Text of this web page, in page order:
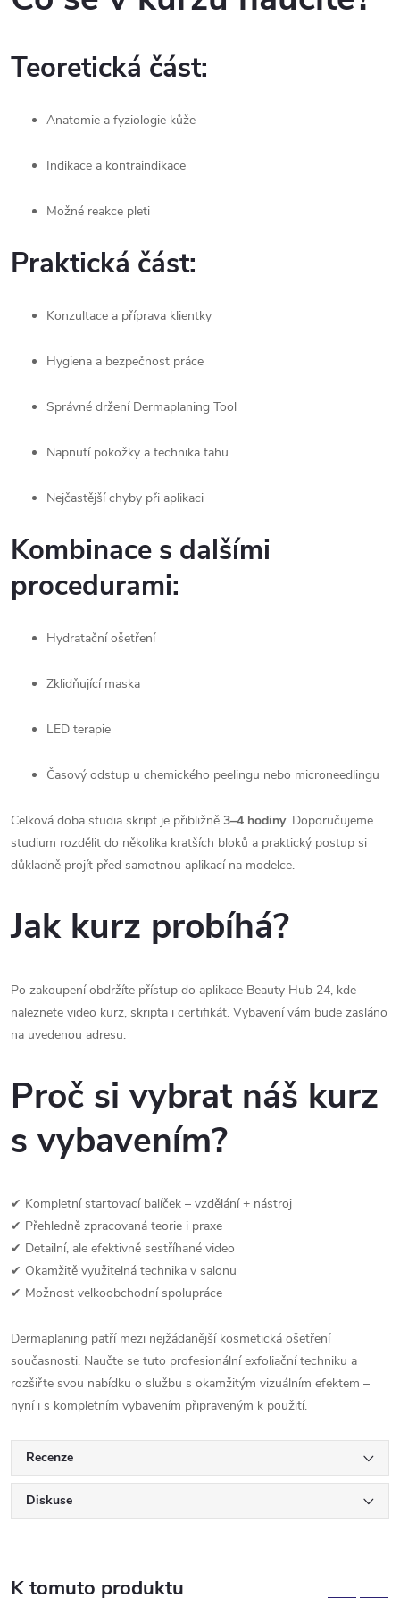
Teoretická část:
Anatomie a fyziologie kůže
Indikace a kontraindikace
Možné reakce pleti
Praktická část:
Konzultace a příprava klientky
Hygiena a bezpečnost práce
Správné držení Dermaplaning Tool
Napnutí pokožky a technika tahu
Nejčastější chyby při aplikaci
Kombinace s dalšími
procedurami:
Hydratační ošetření
Zklidňující maska
LED terapie
Časový odstup u chemického peelingu nebo microneedlingu
Celková doba studia skript je přibližně 3–4 hodiny. Doporučujeme
studium rozdělit do několika kratších bloků a praktický postup si
důkladně projít před samotnou aplikací na modelce.
Jak kurz probíhá?
Po zakoupení obdržíte přístup do aplikace Beauty Hub 24, kde
naleznete video kurz, skripta i certifikát. Vybavení vám bude zasláno
na uvedenou adresu.
Proč si vybrat náš kurz
s vybavením?
✔ Kompletní startovací balíček – vzdělání + nástroj
✔ Přehledně zpracovaná teorie i praxe
✔ Detailní, ale efektivně sestříhané video
✔ Okamžitě využitelná technika v salonu
✔ Možnost velkoobchodní spolupráce
Dermaplaning patří mezi nejžádanější kosmetická ošetření
současnosti. Naučte se tuto profesionální exfoliační techniku a
rozšiřte svou nabídku o službu s okamžitým vizuálním efektem –
nyní i s kompletním vybavením připraveným k použití.
Recenze
Diskuse
K tomuto produktu